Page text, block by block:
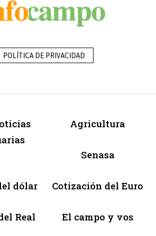
POLÍTICA DE PRIVACIDAD
Agricultura
Senasa
dólar Cotización del Euro
Real El campo y vos